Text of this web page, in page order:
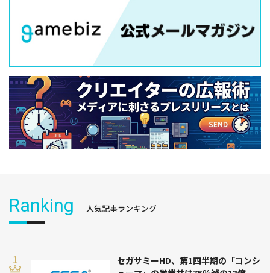
Ranking 人気記事ランキング
セガサミーHD、第1四半期の「コンシ